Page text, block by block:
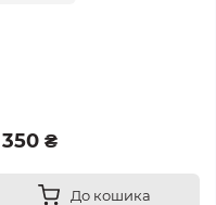
350 ₴
До кошика